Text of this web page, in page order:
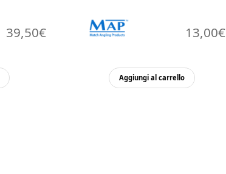
39,50€
Questo
13,00€
Aggiungi al carrello